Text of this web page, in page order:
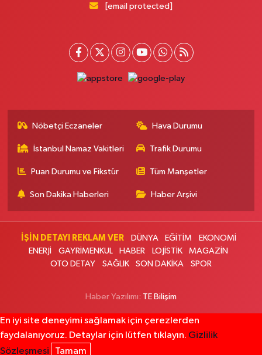
0 (212) 924 95 90 Yol Tarifi Al
Doğapark Eczanesi
Yunus Emre Mahallesi 30 Ağustos Caddesi 92 A AYAZMA İLKOKULU
UZAKLIKTA
Yaşam Eczanesi
Nine Hatun Mahallesi İnönü Caddesi 63 A ÜÇYÜZLÜ POSTANENİN 100
METRE İLERLESİNDE, ÜÇYÜZLÜ MEZARLIĞIN KARŞISINDA
0 (212) 871 66 11 Yol Tarifi Al
Hacettepe Eczanesi
CADDESİ, ŞEREFİYE CAMİ KARŞISI
0 (212) 625 20 25 Yol Tarifi Al
[email protected]
Nöbetçi Eczaneler Hava Durumu
İstanbul Namaz Vakitleri Trafik Durumu
Puan Durumu ve Fikstür Tüm Manşetler
Son Dakika Haberleri Haber Arşivi
İŞİN DETAYI REKLAM VER DÜNYA EĞİTİM
EKONOMİ
ENERJİ
GAYRİMENKUL HABER LOJİSTİK
MAGAZİN
OTO DETAY
SAĞLIK SON DAKİKA SPOR
Haber Yazılımı: TE Bilişim
En iyi site deneyimi sağlamak için çerezlerden
faydalanıyoruz. Detaylar için lütfen tıklayın. Gizlilik
Sözleşmesi
Tamam